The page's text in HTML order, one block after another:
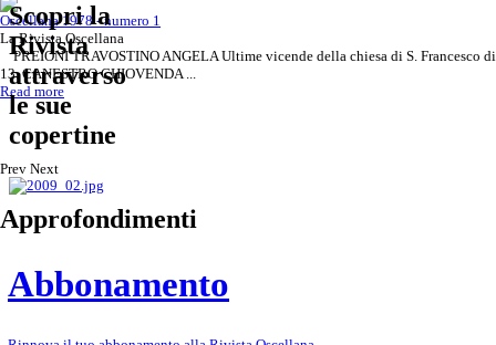
Scopri la
Rivista
attraverso
le sue
copertine
Oscellana 1978 - numero 1
La Rivista Oscellana
PREIONI TRAVOSTINO ANGELA Ultime vicende della chiesa di S. Francesco
13. CANESTRO CHIOVENDA ...
Read more
Prev Next
Approfondimenti
Abbonamento